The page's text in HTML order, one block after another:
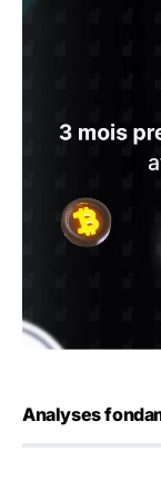
Analyses